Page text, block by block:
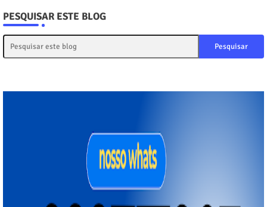
PESQUISAR ESTE BLOG